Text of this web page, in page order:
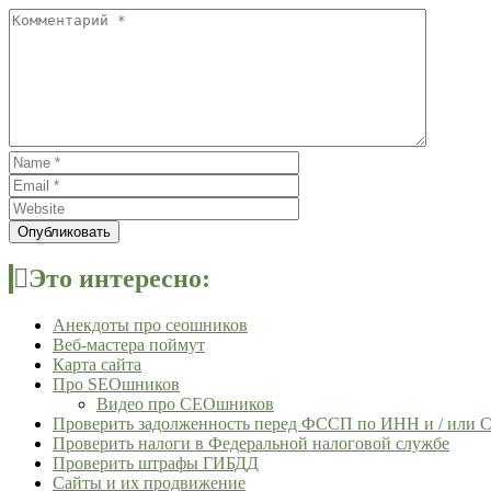
Опубликовать
Это интересно:
Анекдоты про сеошников
Веб-мастера поймут
Карта сайта
Про SEOшников
Видео про СЕОшников
Проверить задолженность перед ФССП по ИНН и /
Проверить налоги в Федеральной налоговой службе
Проверить штрафы ГИБДД
Сайты и их продвижение